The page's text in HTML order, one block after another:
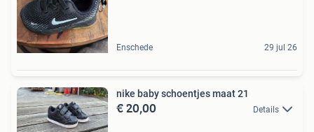
Enschede 29 jul 26
nike baby schoentjes maat 21
€ 20,00 Details